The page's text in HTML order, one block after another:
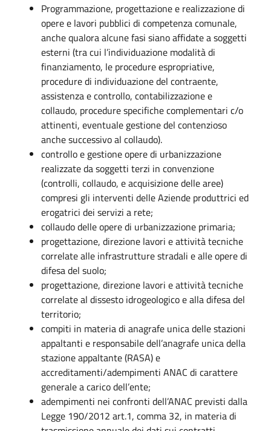
Programmazione, progettazione e realizzazione di
opere e lavori pubblici di competenza comunale,
anche qualora alcune fasi siano affidate a soggetti
esterni (tra cui l’individuazione modalità di
finanziamento, le procedure espropriative,
procedure di individuazione del contraente,
assistenza e controllo, contabilizzazione e
collaudo, procedure specifiche complementari c/o
attinenti, eventuale gestione del contenzioso
anche successivo al collaudo).
controllo e gestione opere di urbanizzazione
realizzate da soggetti terzi in convenzione
(controlli, collaudo, e acquisizione delle aree)
compresi gli interventi delle Aziende produttrici ed
erogatrici dei servizi a rete;
collaudo delle opere di urbanizzazione primaria;
progettazione, direzione lavori e attività tecniche
correlate alle infrastrutture stradali e alle opere di
difesa del suolo;
progettazione, direzione lavori e attività tecniche
correlate al dissesto idrogeologico e alla difesa del
territorio;
compiti in materia di anagrafe unica delle stazioni
appaltanti e responsabile dell’anagrafe unica della
stazione appaltante (RASA) e
accreditamenti/adempimenti ANAC di carattere
generale a carico dell’ente;
adempimenti nei confronti dell’ANAC previsti dalla
Legge 190/2012 art.1, comma 32, in materia di